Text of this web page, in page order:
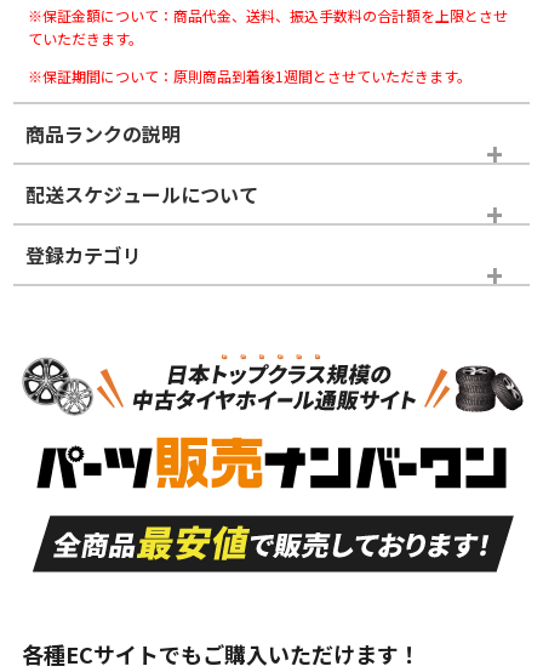
※保証金額について：商品代金、送料、振込手数料の合計額を上限とさせ
ていただきます。
※保証期間について：原則商品到着後1週間とさせていただきます。
商品ランクの説明
※商品ランクは出品者の主観により判断しておりますので、あら
かじめご了承ください。
ホイールランク
S
品）
S
新車外し品（新古
付き
A
走行距離も少なく、
目立つ傷もほとんど
ない中古品
A
走行距離も少なく、
非常に状態の良い中
古品
な中古品
んどない中古品
配送スケジュールについて
登録カテゴリ
スタッドレスタイヤホイールセット
各種ECサイトでもご購入いただけます！